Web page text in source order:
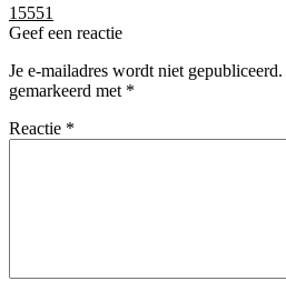
Bericht
navigatie
Vorig
bericht:
15551
Geef een reactie
Je e-mailadres wordt niet gepubliceerd.
gemarkeerd met *
Reactie *